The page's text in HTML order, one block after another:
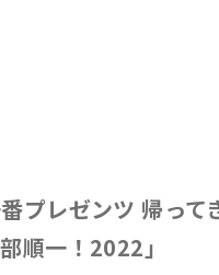
番プレゼンツ 帰って
順一！2022」